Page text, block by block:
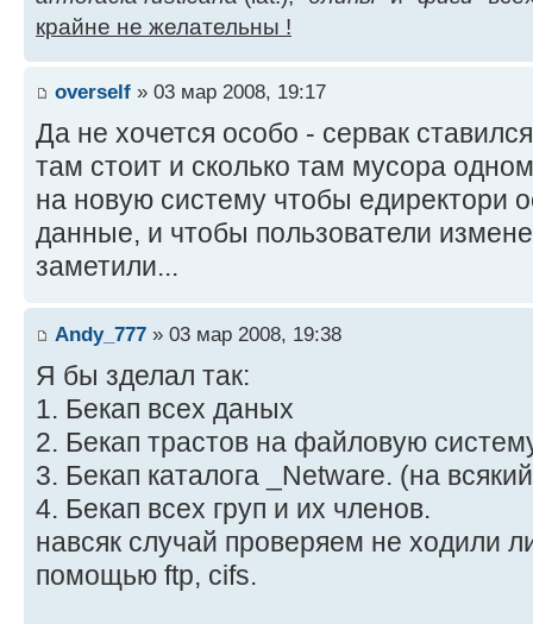
крайне не желательны !
overself » 03 мар 2008, 19:17
Да не хочется особо - сервак
там стоит и сколько там мусора
на новую систему чтобы едиректори
данные, и чтобы пользователи
заметили...
Andy_777 » 03 мар 2008, 19:38
Я бы зделал так:
1. Бекап всех даных
2. Бекап трастов на файловую
3. Бекап каталога _Netware. (на
4. Бекап всех груп и их членов.
навсяк случай проверяем не ходили
помощью ftp, cifs.